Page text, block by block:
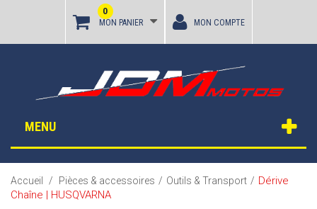
MON PANIER
0
MON COMPTE
MENU
Accueil / Pièces & accessoires / Outils & Transport / Dérive
Chaîne | HUSQVARNA